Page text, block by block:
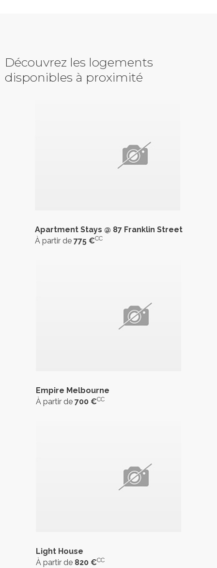
Découvrez les logements
disponibles à proximité
Apartment Stays @ 87 Franklin Street
À partir de 775 €CC
Empire Melbourne
À partir de 700 €CC
Light House
À partir de 820 €CC